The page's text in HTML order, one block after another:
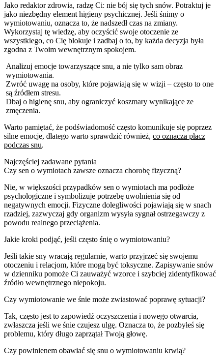
Jako redaktor zdrowia, radzę Ci: nie bój się tych snów. Potraktuj je
jako niezbędny element higieny psychicznej. Jeśli śnimy o
wymiotowaniu, oznacza to, że nadszedł czas na zmiany.
Wykorzystaj tę wiedzę, aby oczyścić swoje otoczenie ze
wszystkiego, co Cię blokuje i zadbaj o to, by każda decyzja była
zgodna z Twoim wewnętrznym spokojem.
Analizuj emocje towarzyszące snu, a nie tylko sam obraz
wymiotowania.
Zwróć uwagę na osoby, które pojawiają się w wizji – często to one
są źródłem stresu.
Dbaj o higienę snu, aby ograniczyć koszmary wynikające ze
zmęczenia.
Warto pamiętać, że podświadomość często komunikuje się poprzez
silne emocje, dlatego warto sprawdzić również, co oznacza płacz
podczas snu.
Najczęściej zadawane pytania
Czy sen o wymiotach zawsze oznacza chorobę fizyczną?
Nie, w większości przypadków sen o wymiotach ma podłoże
psychologiczne i symbolizuje potrzebę uwolnienia się od
negatywnych emocji. Fizyczne dolegliwości pojawiają się w snach
rzadziej, zazwyczaj gdy organizm wysyła sygnał ostrzegawczy z
powodu realnego przeciążenia.
Jakie kroki podjąć, jeśli często śnię o wymiotowaniu?
Jeśli takie sny wracają regularnie, warto przyjrzeć się swojemu
otoczeniu i relacjom, które mogą być toksyczne. Zapisywanie snów
w dzienniku pomoże Ci zauważyć wzorce i szybciej zidentyfikować
źródło wewnętrznego niepokoju.
Czy wymiotowanie we śnie może zwiastować poprawę sytuacji?
Tak, często jest to zapowiedź oczyszczenia i nowego otwarcia,
zwłaszcza jeśli we śnie czujesz ulgę. Oznacza to, że pozbyłeś się
problemu, który długo zaprzątał Twoją głowę.
Czy powinienem obawiać się snu o wymiotowaniu krwią?